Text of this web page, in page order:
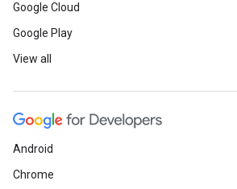
Google Cloud
Google Play
View all
Android
Chrome